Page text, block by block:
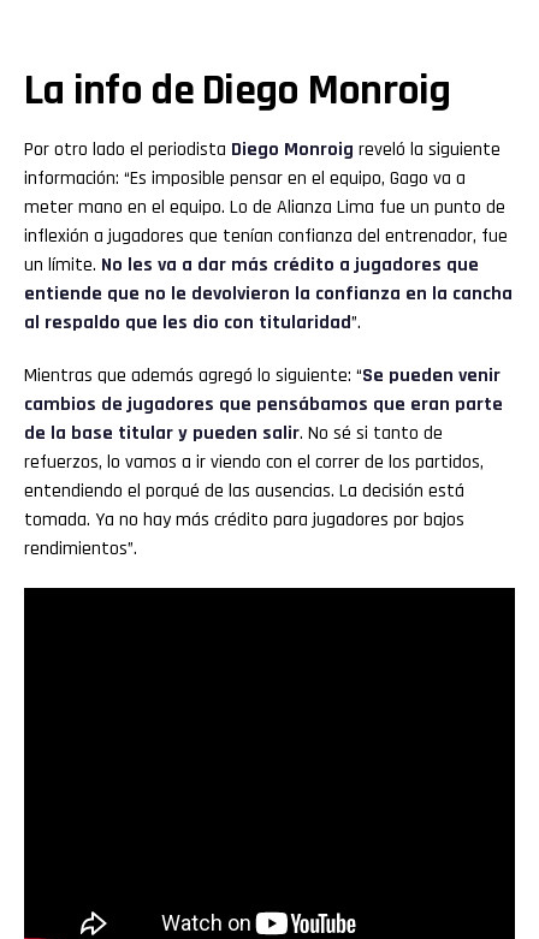
La info de Diego Monroig
Por otro lado el periodista Diego Monroig reveló la siguiente
información: “Es imposible pensar en el equipo, Gago va a
meter mano en el equipo. Lo de Alianza Lima fue un punto de
inflexión a jugadores que tenían confianza del entrenador, fue
un límite. No les va a dar más crédito a jugadores que
entiende que no le devolvieron la confianza en la cancha
al respaldo que les dio con titularidad”.
Mientras que además agregó lo siguiente: “Se pueden venir
cambios de jugadores que pensábamos que eran parte
de la base titular y pueden salir. No sé si tanto de
refuerzos, lo vamos a ir viendo con el correr de los partidos,
entendiendo el porqué de las ausencias. La decisión está
tomada. Ya no hay más crédito para jugadores por bajos
rendimientos”.